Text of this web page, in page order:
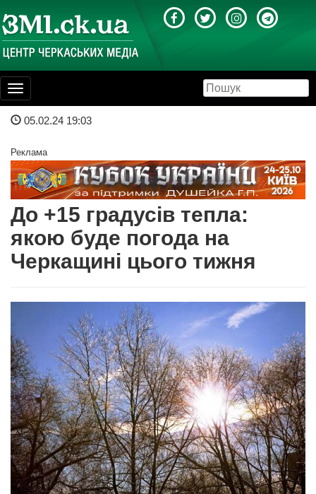
Toggle
navigation
05.02.24 19:03
Реклама
До +15 градусів тепла:
якою буде погода на
Черкащині цього тижня